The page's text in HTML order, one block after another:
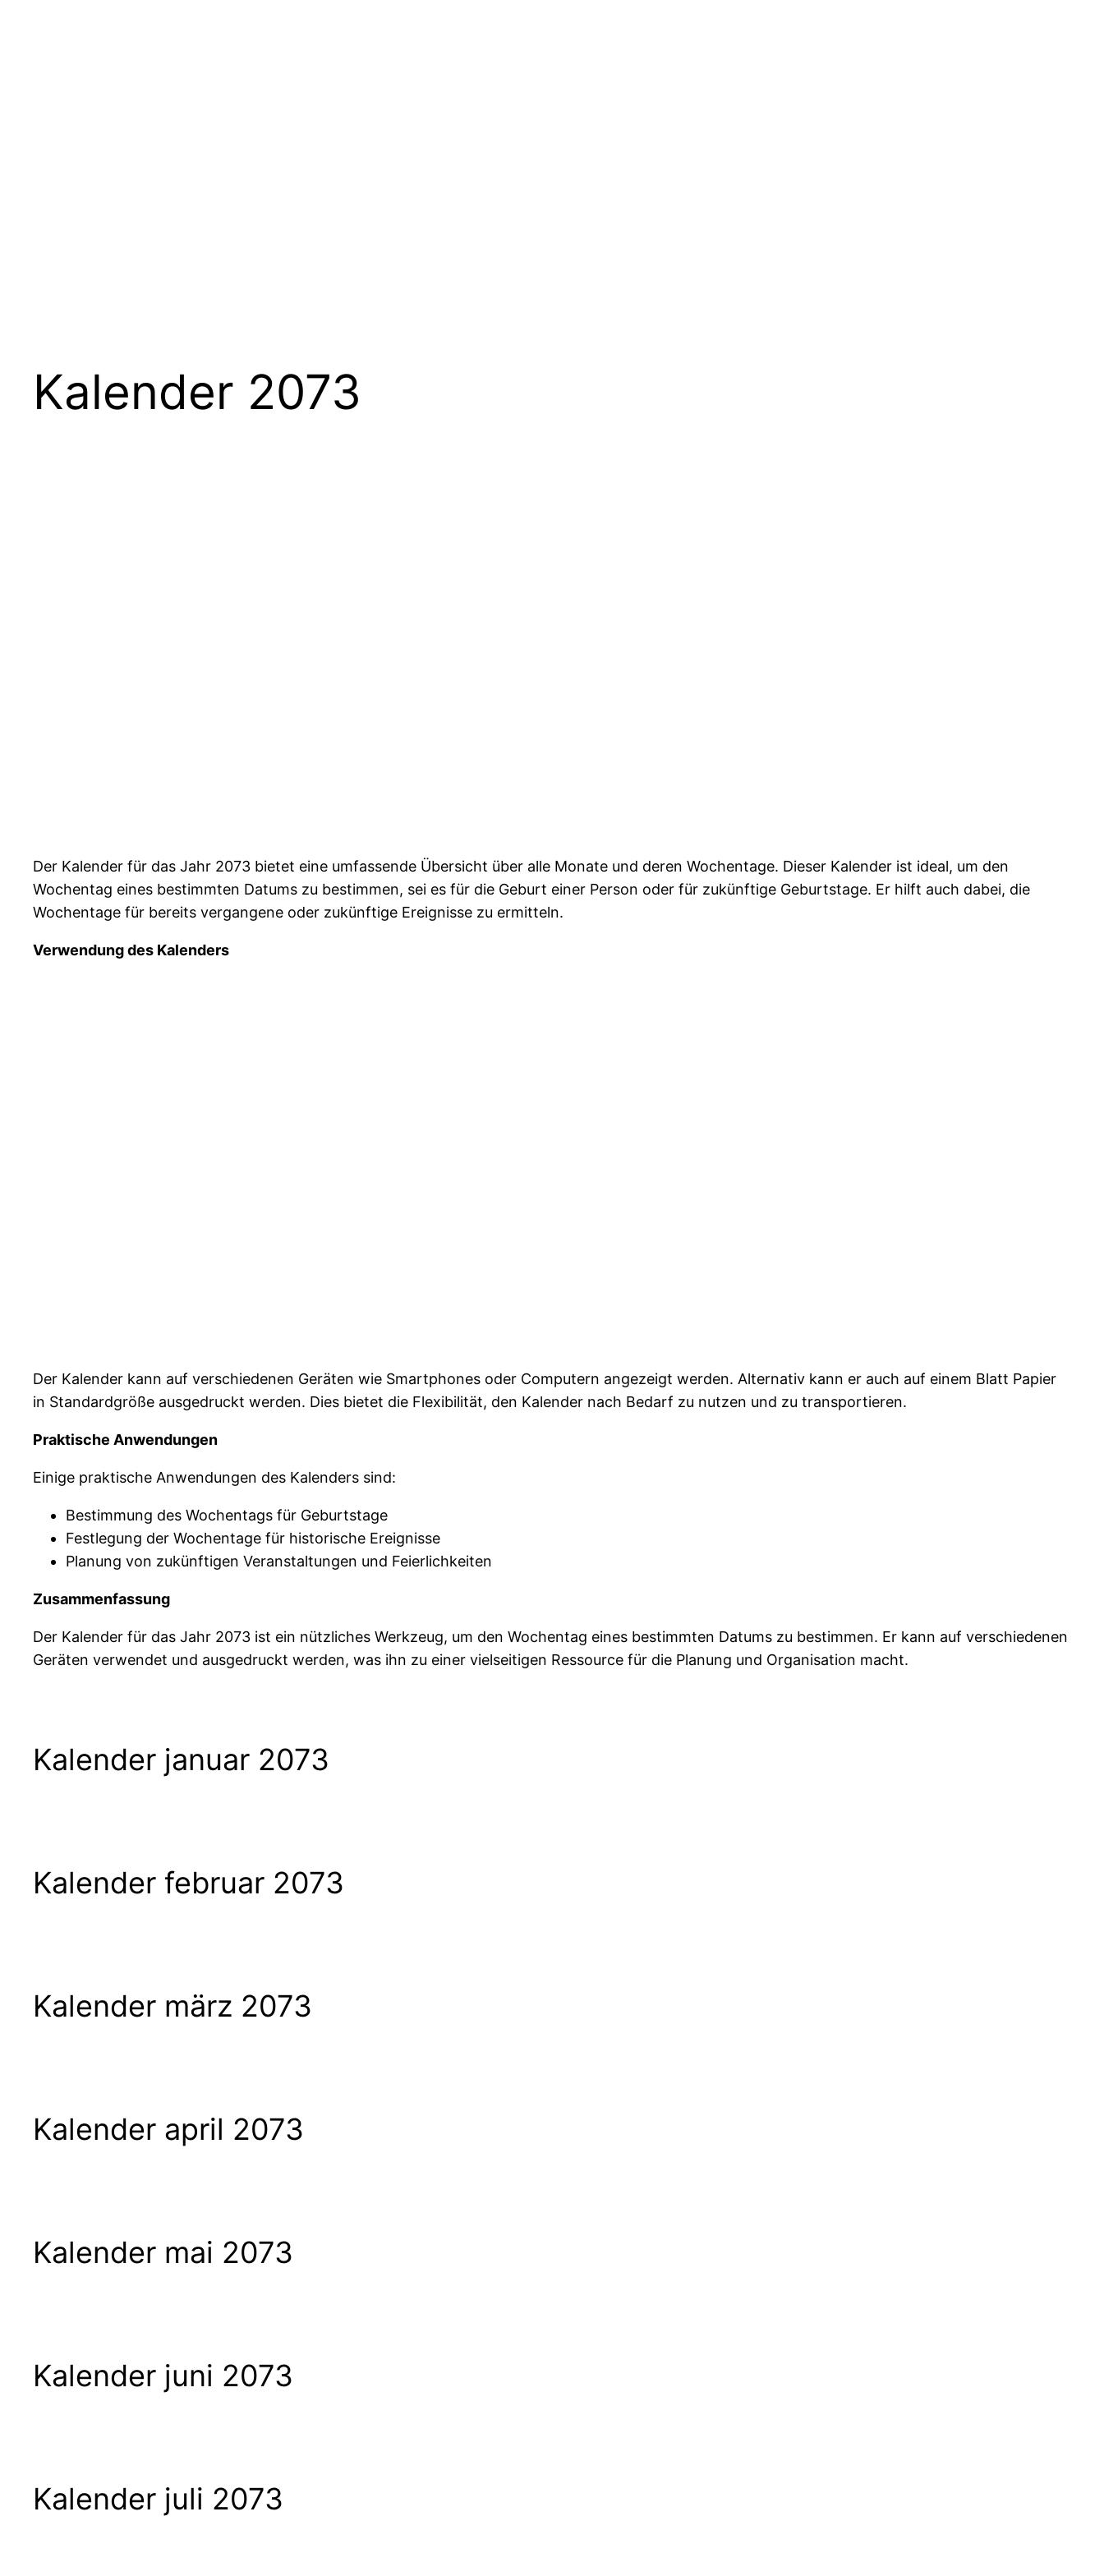
Kalender 2073
Der Kalender für das Jahr 2073 bietet eine umfassende Übersicht über alle Monate und deren Wochentage. Dieser Kalender ist ideal, um den
Wochentag eines bestimmten Datums zu bestimmen, sei es für die Geburt einer Person oder für zukünftige Geburtstage. Er hilft auch dabei, die
Wochentage für bereits vergangene oder zukünftige Ereignisse zu ermitteln.
Verwendung des Kalenders
Der Kalender kann auf verschiedenen Geräten wie Smartphones oder Computern angezeigt werden. Alternativ kann er auch auf einem Blatt Papier
in Standardgröße ausgedruckt werden. Dies bietet die Flexibilität, den Kalender nach Bedarf zu nutzen und zu transportieren.
Praktische Anwendungen
Einige praktische Anwendungen des Kalenders sind:
Bestimmung des Wochentags für Geburtstage
Festlegung der Wochentage für historische Ereignisse
Planung von zukünftigen Veranstaltungen und Feierlichkeiten
Zusammenfassung
Der Kalender für das Jahr 2073 ist ein nützliches Werkzeug, um den Wochentag eines bestimmten Datums zu bestimmen. Er kann auf verschiedenen
Geräten verwendet und ausgedruckt werden, was ihn zu einer vielseitigen Ressource für die Planung und Organisation macht.
Kalender januar 2073
Kalender februar 2073
Kalender märz 2073
Kalender april 2073
Kalender mai 2073
Kalender juni 2073
Kalender juli 2073